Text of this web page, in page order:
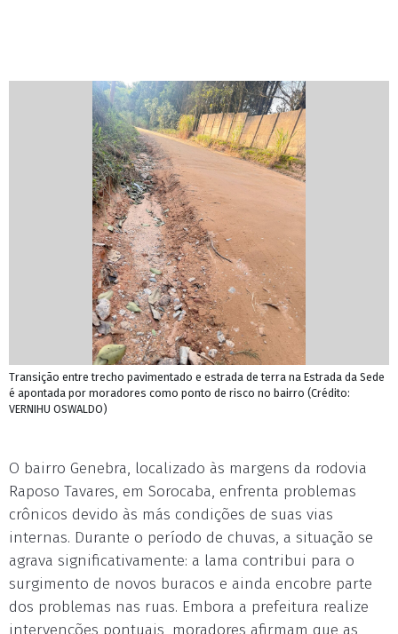
Transição entre trecho pavimentado e estrada de terra na Estrada da Sede
é apontada por moradores como ponto de risco no bairro (Crédito:
VERNIHU OSWALDO)
O bairro Genebra, localizado às margens da rodovia
Raposo Tavares, em Sorocaba, enfrenta problemas
crônicos devido às más condições de suas vias
internas. Durante o período de chuvas, a situação se
agrava significativamente: a lama contribui para o
surgimento de novos buracos e ainda encobre parte
dos problemas nas ruas. Embora a prefeitura realize
intervenções pontuais, moradores afirmam que as